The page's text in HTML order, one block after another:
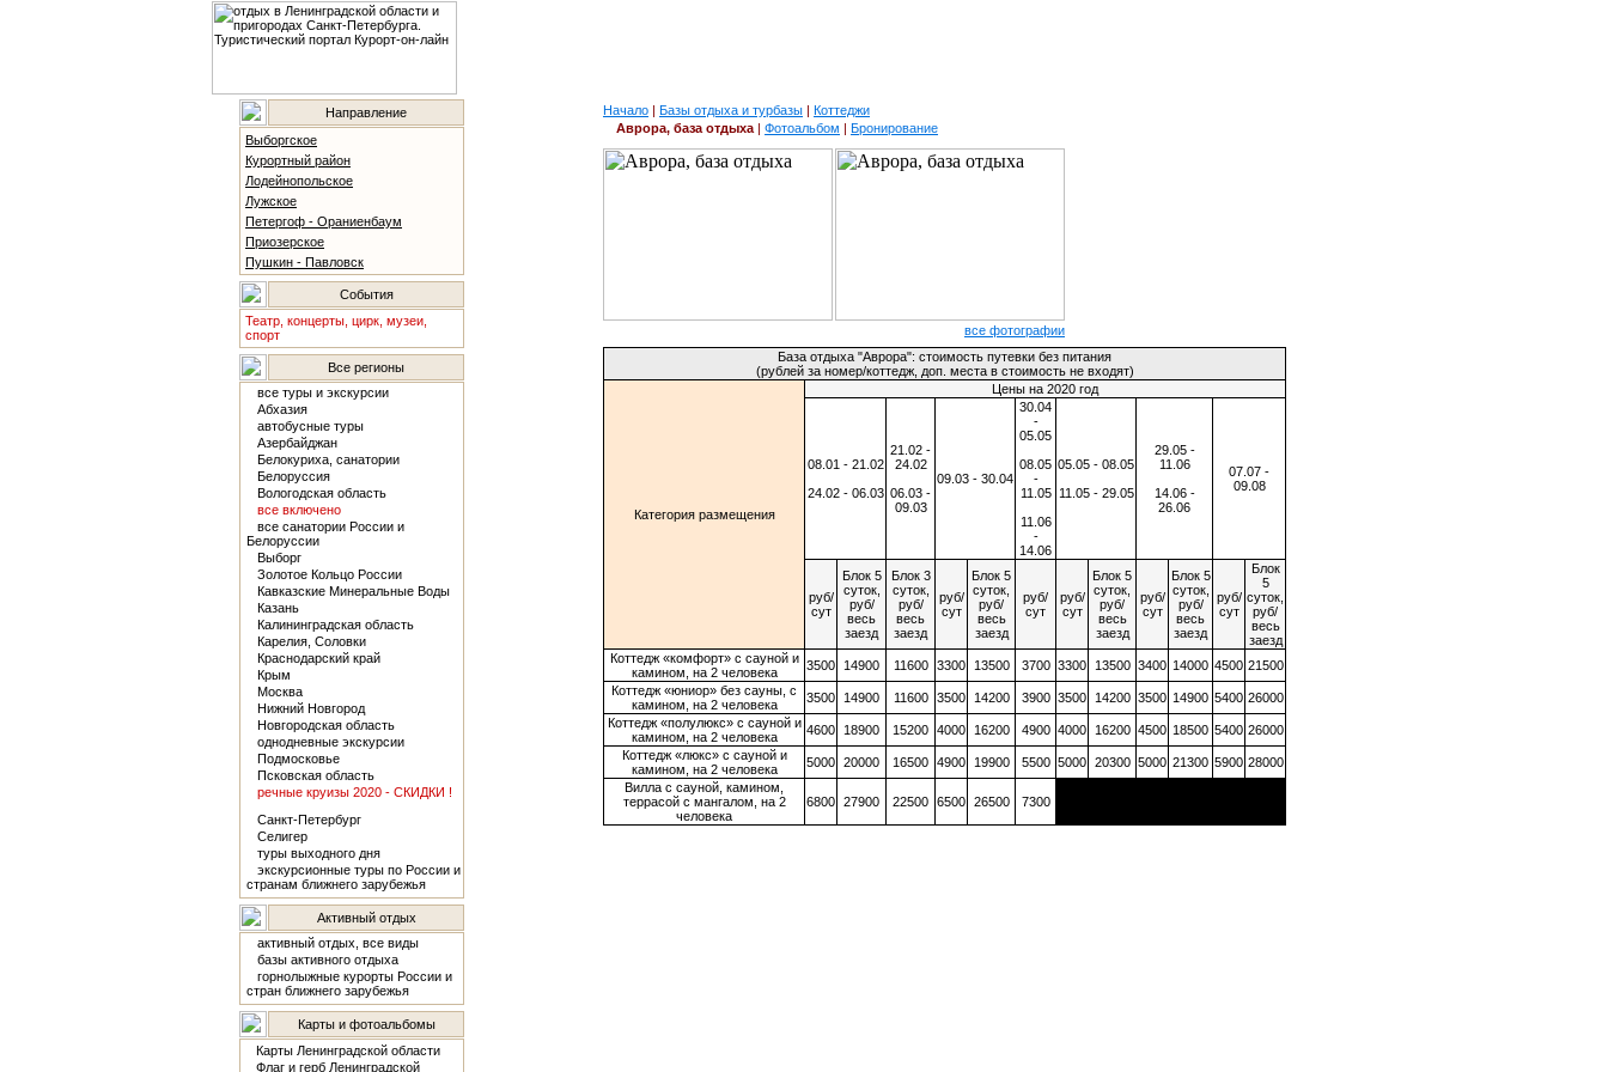
Направление
Выборгское
Курортный район
Лодейнопольское
Лужское
Петергоф - Ораниенбаум
Приозерское
Пушкин - Павловск
События
Театр, концерты, цирк, музеи,
спорт
Все регионы
все туры и экскурсии
Абхазия
автобусные туры
Азербайджан
Белокуриха, санатории
Белоруссия
Вологодская область
все включено
все санатории России и
Белоруссии
Выборг
Золотое Кольцо России
Кавказские Минеральные Воды
Казань
Калининградская область
Карелия, Соловки
Краснодарский край
Крым
Москва
Нижний Новгород
Новгородская область
однодневные экскурсии
Подмосковье
Псковская область
речные круизы 2020 - СКИДКИ !
Санкт-Петербург
Селигер
туры выходного дня
экскурсионные туры по России и
странам ближнего зарубежья
Активный отдых
активный отдых, все виды
базы активного отдыха
горнолыжные курорты России и
стран ближнего зарубежья
Карты и фотоальбомы
Карты Ленинградской области
Флаг и герб Ленинградской
Начало | Базы отдыха и турбазы | Коттеджи
Аврора, база отдыха | Фотоальбом | Бронирование
все фотографии
База отдыха "Аврора": стоимость путевки без питания
(рублей за номер/коттедж, доп. места в стоимость не входят)
Категория размещения
Цены на 2020 год
08.01 - 21.02
24.02 - 06.03
21.02 -
24.02
06.03 -
09.03
09.03 - 30.04
30.04
-
05.05
08.05
-
11.05
11.06
-
14.06
05.05 - 08.05
11.05 - 29.05
29.05 -
11.06
14.06 -
26.06
07.07 -
09.08
руб/
сут
Блок 5
суток,
руб/
весь
заезд
Блок 3
суток,
руб/
весь
заезд
руб/
сут
Блок 5
суток,
руб/
весь
заезд
руб/
сут
руб/
сут
Блок 5
суток,
руб/
весь
заезд
руб/
сут
Блок 5
суток,
руб/
весь
заезд
руб/
сут
Блок
5
суток,
руб/
весь
заезд
Коттедж «комфорт» с сауной и
камином, на 2 человека
3500 14900 11600 3300 13500 3700 3300 13500 3400 14000 4500 21500
Коттедж «юниор» без сауны, с
камином, на 2 человека
3500 14900 11600 3500 14200 3900 3500 14200 3500 14900 5400 26000
Коттедж «полулюкс» с сауной и
камином, на 2 человека
4600 18900 15200 4000 16200 4900 4000 16200 4500 18500 5400 26000
Коттедж «люкс» с сауной и
камином, на 2 человека
5000 20000 16500 4900 19900 5500 5000 20300 5000 21300 5900 28000
Вилла с сауной, камином,
террасой с мангалом, на 2
человека
6800 27900 22500 6500 26500 7300